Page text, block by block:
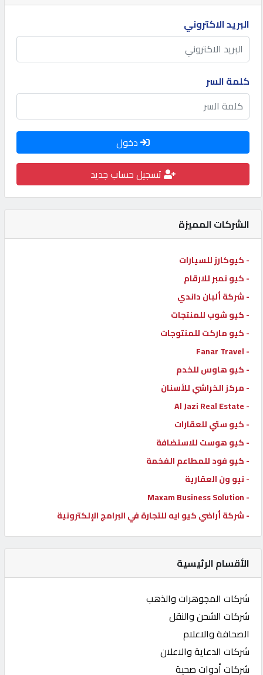
المنتدى
كيو
كيو
نمبر
كيو
كيو
ماركت
الدليل
القطري
POWERED
QHOST
البريد الاكتروني
كلمة السر
دخول
تسجيل حساب جديد
الشركات المميزة
- كيوكارز للسيارات
- كيو نمبر للارقام
- شركة ألبان داندي
- كيو شوب للمنتجات
- كيو ماركت للمنتوجات
- Fanar Travel
- كيو هاوس للخدم
- مركز الخراشي للأسنان
- Al Jazi Real Estate
- كيو ستي للعقارات
- كيو هوست للاستضافة
- كيو فود للمطاعم الفخمة
- نيو ون العقارية
- Maxam Business Solution
- شركة أراضي كيو ايه للتجارة في البرامج الإلكترونية
الأقسام الرئيسية
شركات المجوهرات والذهب
شركات الشحن والنقل
الصحافة والاعلام
شركات الدعاية والاعلان
شركات أدوات صحية